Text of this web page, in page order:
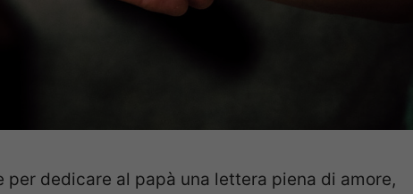
per dedicare al papà una lettera piena di amore,